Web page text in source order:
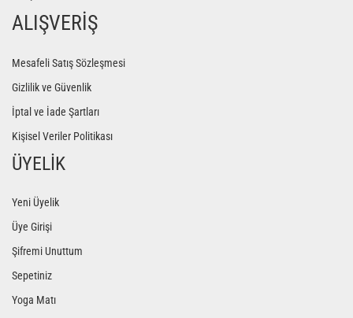
ALIŞVERİŞ
Mesafeli Satış Sözleşmesi
Gizlilik ve Güvenlik
İptal ve İade Şartları
Kişisel Veriler Politikası
ÜYELİK
Yeni Üyelik
Üye Girişi
Şifremi Unuttum
Sepetiniz
Yoga Matı